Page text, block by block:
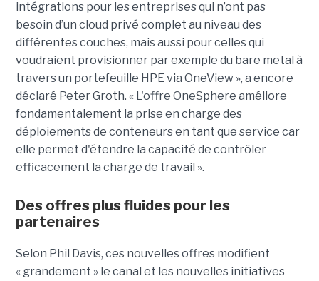
intégrations pour les entreprises qui n’ont pas
besoin d’un cloud privé complet au niveau des
différentes couches, mais aussi pour celles qui
voudraient provisionner par exemple du bare metal à
travers un portefeuille HPE via OneView », a encore
déclaré Peter Groth. « L'offre OneSphere améliore
fondamentalement la prise en charge des
déploiements de conteneurs en tant que service car
elle permet d'étendre la capacité de contrôler
efficacement la charge de travail ».
Des offres plus fluides pour les
partenaires
Selon Phil Davis, ces nouvelles offres modifient
« grandement » le canal et les nouvelles initiatives